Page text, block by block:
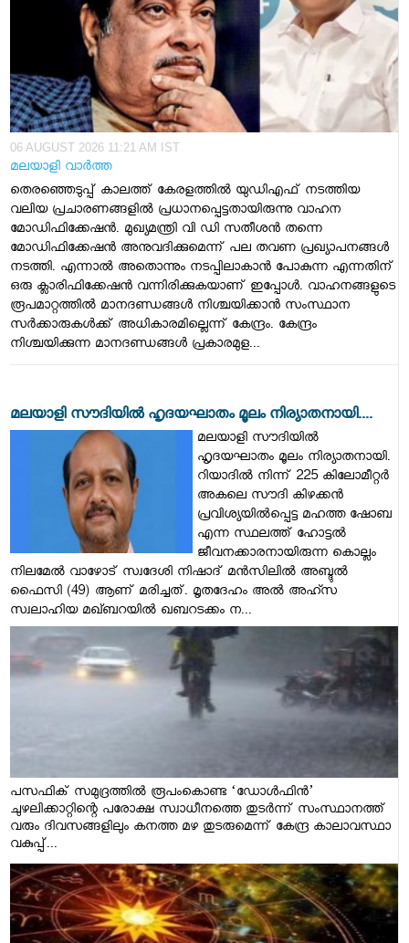
06 AUGUST 2026 11:21 AM IST
മലയാളി വാര്‍ത്ത
തെരഞ്ഞെടുപ്പ് കാലത്ത് കേരളത്തിൽ യുഡിഎഫ് നടത്തിയ
വലിയ പ്രചാരണങ്ങളിൽ പ്രധാനപ്പെട്ടതായിരുന്നു വാഹന
മോഡിഫിക്കേഷൻ. മുഖ്യമന്ത്രി വി ഡി സതീശൻ തന്നെ
മോഡിഫിക്കേഷൻ അനുവദിക്കുമെന്ന് പല തവണ പ്രഖ്യാപനങ്ങൾ
നടത്തി. എന്നാൽ അതൊന്നും നടപ്പിലാകാൻ പോകുന്ന എന്നതിന്
ഒരു ക്ലാരിഫിക്കേഷൻ വന്നിരിക്കുകയാണ് ഇപ്പോൾ. വാഹനങ്ങളുടെ
രൂപമാറ്റത്തില്‍ മാനദണ്ഡങ്ങള്‍ നിശ്ചയിക്കാന്‍ സംസ്ഥാന
സര്‍ക്കാരുകള്‍ക്ക് അധികാരമില്ലെന്ന് കേന്ദ്രം. കേന്ദ്രം
നിശ്ചയിക്കുന്ന മാനദണ്ഡങ്ങള്‍ പ്രകാരമുള...
മലയാളി സൗദിയിൽ ഹൃദയഘാതം മൂലം നിര്യാതനായി....
മലയാളി സൗദിയിൽ
ഹൃദയഘാതം മൂലം നിര്യാതനായി.
റിയാദിൽ നിന്ന് 225 കിലോമീറ്റർ
അകലെ സൗദി കിഴക്കൻ
പ്രവിശ്യയിൽപ്പെട്ട മഹത്ത ഷോബ
എന്ന സ്ഥലത്ത് ഹോട്ടൽ
ജീവനക്കാരനായിരുന്ന കൊല്ലം
നിലമേൽ വാഴോട് സ്വദേശി നിഷാദ് മൻസിലിൽ അബ്ദുൽ
ഫൈസി (49) ആണ് മരിച്ചത്. മൃതദേഹം അൽ അഹ്സ
സ്വലാഹിയ മഖ്ബറയിൽ ഖബറടക്കം ന...
പസഫിക് സമുദ്രത്തിൽ രൂപംകൊണ്ട ‘ഡോൾഫിൻ’
ചുഴലിക്കാറ്റിന്റെ പരോക്ഷ സ്വാധീനത്തെ തുടർന്ന് സംസ്ഥാനത്ത്
വരും ദിവസങ്ങളിലും കനത്ത മഴ തുടരുമെന്ന് കേന്ദ്ര കാലാവസ്ഥാ
വകുപ്പ്...